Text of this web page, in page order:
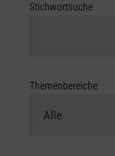
Stichwortsuche
Themenbereiche